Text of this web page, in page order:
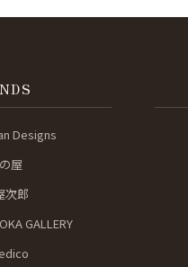
Designs
屋
次郎
GALLERY